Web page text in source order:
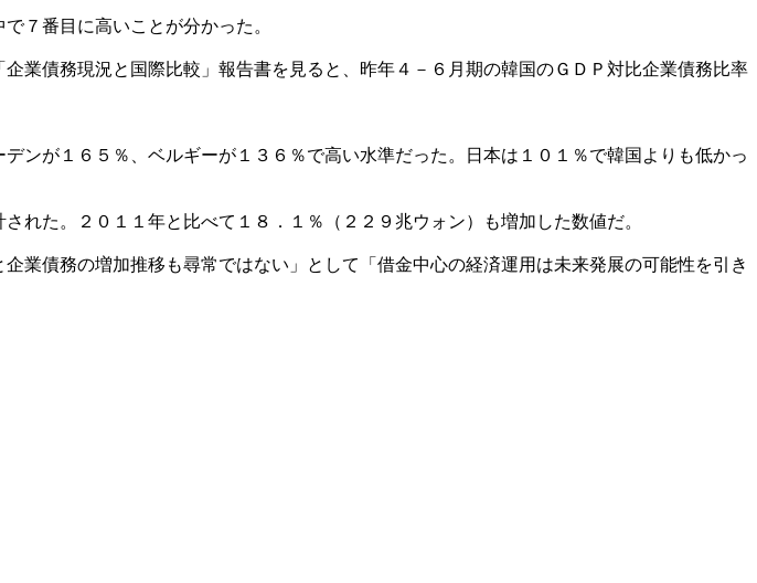
７番目に高いことが分かった。
業債務現況と国際比較」報告書を見ると、昨年４－６月期の韓国のＧＤＰ対比企業債務比率
ンが１６５％、ベルギーが１３６％で高い水準だった。日本は１０１％で韓国よりも低かっ
れた。２０１１年と比べて１８．１％（２２９兆ウォン）も増加した数値だ。
業債務の増加推移も尋常ではない」として「借金中心の経済運用は未来発展の可能性を引き